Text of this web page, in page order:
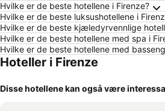
Hvilke er de beste hotellene i Firenze?
Hvilke er de beste luksushotellene i
Hvilke er de beste kjæledyrvennlige
Hvilke er de beste hotellene med spa i
Hvilke er de beste hotellene med
Hoteller i Firenze
Disse hotellene kan også være